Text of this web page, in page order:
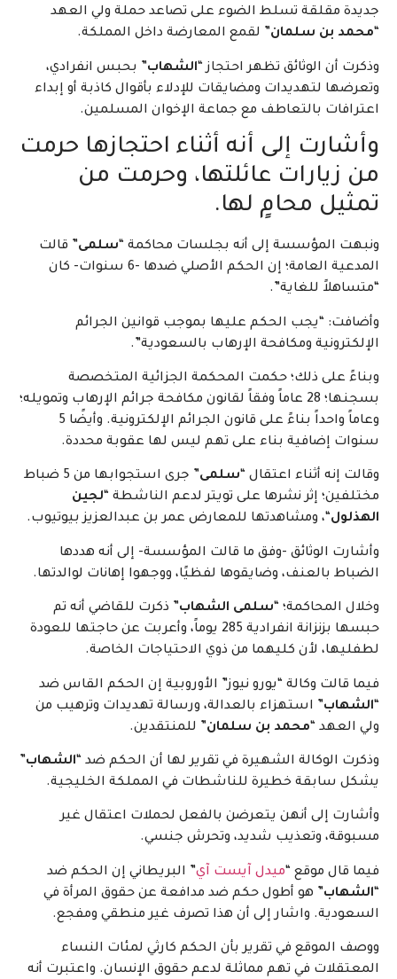
جديدة مقلقة تسلط الضوء على تصاعد حملة ولي العهد
“محمد بن سلمان” لقمع المعارضة داخل المملكة.
وذكرت أن الوثائق تظهر احتجاز “الشهاب” بحبس انفرادي،
وتعرضها لتهديدات ومضايقات للإدلاء بأقوال كاذبة أو إبداء
اعترافات بالتعاطف مع جماعة الإخوان المسلمين.
وأشارت إلى أنه أثناء احتجازها حرمت
من زيارات عائلتها، وحرمت من
تمثيل محامٍ لها.
ونبهت المؤسسة إلى أنه بجلسات محاكمة “سلمى” قالت
المدعية العامة؛ إن الحكم الأصلي ضدها -6 سنوات- كان
“متساهلاً للغاية”.
وأضافت: “يجب الحكم عليها بموجب قوانين الجرائم
الإلكترونية ومكافحة الإرهاب بالسعودية”.
وبناءً على ذلك؛ حكمت المحكمة الجزائية المتخصصة
بسجنها؛ 28 عاماً وفقاً لقانون مكافحة جرائم الإرهاب وتمويله؛
وعاماً واحداً بناءً على قانون الجرائم الإلكترونية. وأيضًا 5
سنوات إضافية بناء على تهم ليس لها عقوبة محددة.
وقالت إنه أثناء اعتقال “سلمى
” جرى استجوابها من 5 ضباط
مختلفين؛ إثر نشرها على تويتر لدعم الناشطة “لجين
الهذلول“، ومشاهدتها للمعارض عمر بن عبدالعزيز بيوتيوب.
وأشارت الوثائق -وفق ما قالت المؤسسة- إلى أنه هددها
الضباط بالعنف، وضايقوها لفظيًا، ووجهوا إهانات لوالدتها.
وخلال المحاكمة؛ “سلمى الشهاب” ذكرت للقاضي أنه تم
حبسها بزنزانة انفرادية 285 يوماً، وأعربت عن حاجتها للعودة
لطفليها، لأن كليهما من ذوي الاحتياجات الخاصة.
فيما قالت وكالة “يورو نيوز” الأوروبية إن الحكم القاس ضد
“الشهاب” استهزاء بالعدالة، ورسالة تهديدات وترهيب من
ولي العهد “محمد بن سلمان” للمنتقدين.
وذكرت الوكالة الشهيرة في تقرير لها أن الحكم ضد “الشهاب”
يشكل سابقة خطيرة للناشطات في المملكة الخليجية.
وأشارت إلى أنهن يتعرضن بالفعل لحملات اعتقال غير
مسبوقة، وتعذيب شديد، وتحرش جنسي.
فيما قال موقع “ميدل آيست آي” البريطاني إن الحكم ضد
“الشهاب” هو أطول حكم ضد مدافعة عن حقوق المرأة في
السعودية. واشار إلى أن هذا تصرف غير منطقي ومفجع.
ووصف الموقع في تقرير بأن الحكم كارثي لمئات النساء
المعتقلات في تهم مماثلة لدعم حقوق الإنسان. واعتبرت أنه